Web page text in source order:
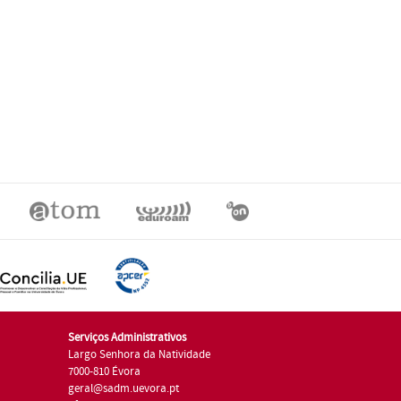
Serviços Administrativos
Largo Senhora da Natividade
7000-810 Évora
geral@sadm.uevora.pt